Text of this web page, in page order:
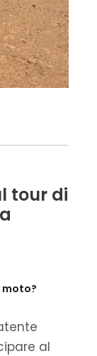
tour di
moto?
al